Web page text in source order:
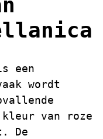
een
wordt
van roze
De